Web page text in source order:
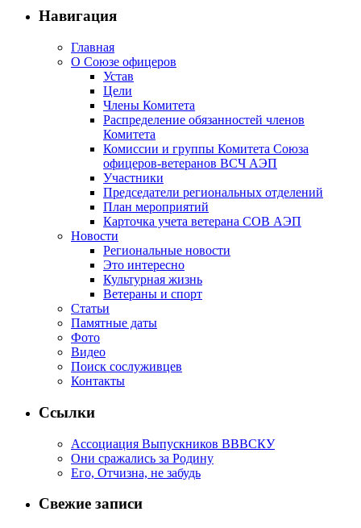
Навигация
Главная
О Союзе офицеров
Устав
Цели
Члены Комитета
Распределение обязанностей членов
Комитета
Комиссии и группы Комитета Союза
офицеров-ветеранов ВСЧ АЭП
Участники
Председатели региональных отделений
План мероприятий
Карточка учета ветерана CОВ АЭП
Новости
Региональные новости
Это интересно
Культурная жизнь
Ветераны и спорт
Статьи
Памятные даты
Фото
Видео
Поиск сослуживцев
Контакты
Ссылки
Ассоциация Выпускников ВВВСКУ
Они сражались за Родину
Его, Отчизна, не забудь
Свежие записи